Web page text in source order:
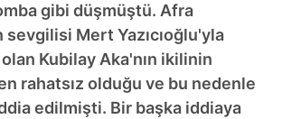
gibi düşmüştü. Afra
sevgilisi Mert Yazıcıoğlu'yla
Kubilay Aka'nın ikilinin
rahatsız olduğu ve bu nedenle
edilmişti. Bir başka iddiaya